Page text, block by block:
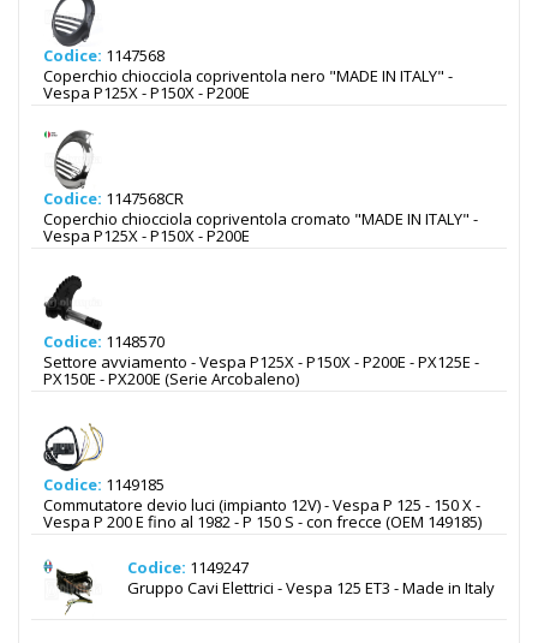
Codice: 1147568
Coperchio chiocciola copriventola nero "MADE IN ITALY" -
Vespa P125X - P150X - P200E
Codice: 1147568CR
Coperchio chiocciola copriventola cromato "MADE IN ITALY" -
Vespa P125X - P150X - P200E
Codice: 1148570
Settore avviamento - Vespa P125X - P150X - P200E - PX125E -
PX150E - PX200E (Serie Arcobaleno)
Codice: 1149185
Commutatore devio luci (impianto 12V) - Vespa P 125 - 150 X -
Vespa P 200 E fino al 1982 - P 150 S - con frecce (OEM 149185)
Codice: 1149247
Gruppo Cavi Elettrici - Vespa 125 ET3 - Made in Italy